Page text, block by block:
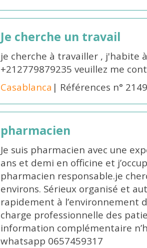
Je cherche un travail
je cherche à travailler , j'habite
+212779879235 veuillez me
Casablanca | Références n°
pharmacien
Je suis pharmacien avec une
ans et demi en officine et
pharmacien responsable.je
environs. Sérieux organisé et
rapidement à l’environnement
charge professionnelle des
information complémentaire
whatsapp 0657459317